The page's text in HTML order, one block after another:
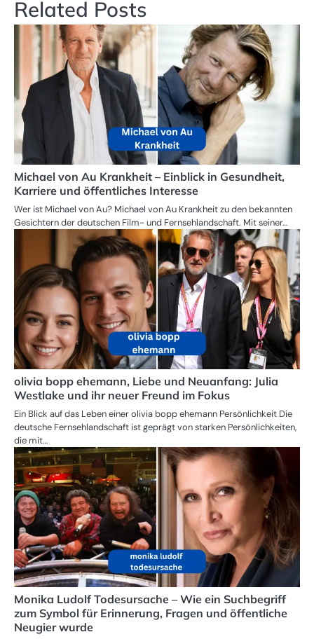
Related Posts
Michael von Au Krankheit – Einblick in Gesundheit,
Karriere und öffentliches Interesse
Wer ist Michael von Au? Michael von Au Krankheit zu den bekannten
Gesichtern der deutschen Film- und Fernsehlandschaft. Mit seiner…
olivia bopp ehemann, Liebe und Neuanfang: Julia
Westlake und ihr neuer Freund im Fokus
Ein Blick auf das Leben einer olivia bopp ehemann Persönlichkeit Die
deutsche Fernsehlandschaft ist geprägt von starken Persönlichkeiten,
die mit…
Monika Ludolf Todesursache – Wie ein Suchbegriff
zum Symbol für Erinnerung, Fragen und öffentliche
Neugier wurde